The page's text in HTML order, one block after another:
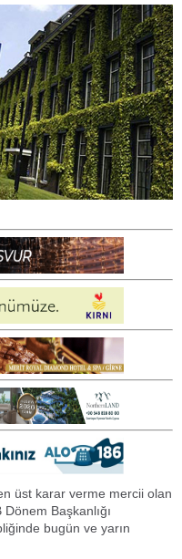
üst karar verme mercii olan
Dönem Başkanlığı
bugün ve yarın